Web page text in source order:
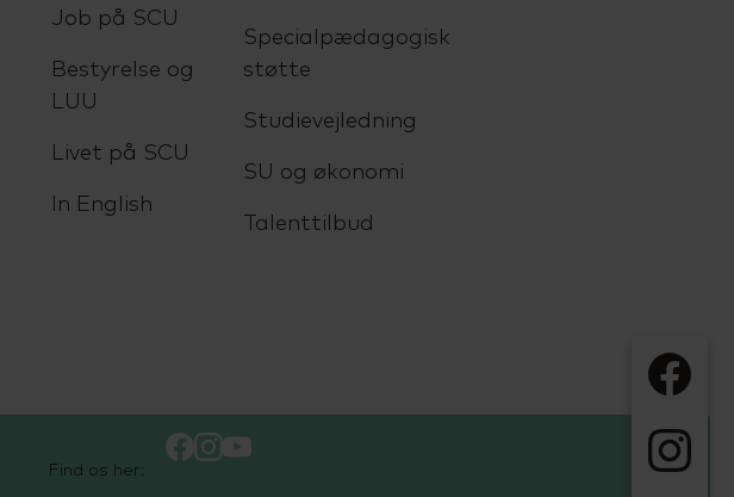
Job på SCU
Bestyrelse og
LUU
Livet på SCU
In English
Specialpædagogisk
støtte
Studievejledning
SU og økonomi
Talenttilbud
Find os her: